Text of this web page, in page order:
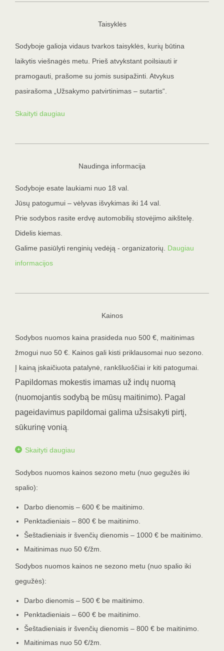
Taisyklės
Sodyboje galioja vidaus tvarkos taisyklės, kurių būtina
laikytis viešnagės metu. Prieš atvykstant poilsiauti ir
pramogauti, prašome su jomis susipažinti. Atvykus
pasirašoma „Užsakymo patvirtinimas – sutartis“.
Skaityti daugiau
Naudinga informacija
Sodyboje esate laukiami nuo 18 val.
Jūsų patogumui – vėlyvas išvykimas iki 14 val.
Prie sodybos rasite erdvę automobilių stovėjimo aikštelę.
Didelis kiemas.
Galime pasiūlyti renginių vedėją - organizatorių. Daugiau
informacijos
Kainos
Sodybos nuomos kaina prasideda nuo 500 €, maitinimas
žmogui nuo 50 €. Kainos gali kisti priklausomai nuo sezono.
Į kainą įskaičiuota patalynė, rankšluoščiai ir kiti patogumai.
Papildomas mokestis imamas už indų nuomą
(nuomojantis sodybą be mūsų maitinimo). Pagal
pageidavimus papildomai galima užsisakyti pirtį,
sūkurinę vonią
Skaityti daugiau
Sodybos nuomos kainos sezono metu (nuo gegužės iki
spalio):
Darbo dienomis – 600 € be maitinimo.
Penktadieniais – 800 € be maitinimo.
Šeštadieniais ir švenčių dienomis – 1000 € be maitinimo.
Maitinimas nuo 50 €/žm.
Sodybos nuomos kainos ne sezono metu (nuo spalio iki
gegužės):
Darbo dienomis – 500 € be maitinimo.
Penktadieniais – 600 € be maitinimo.
Šeštadieniais ir švenčių dienomis – 800 € be maitinimo.
Maitinimas nuo 50 €/žm.